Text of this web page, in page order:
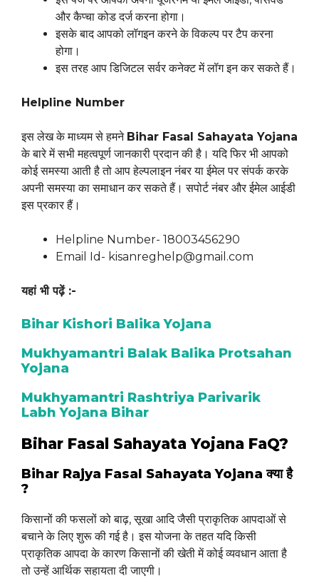
और कैप्चा कोड दर्ज करना होगा।
इसके बाद आपको लॉगइन करने के विकल्प पर टैप करना
होगा।
इस तरह आप डिजिटल सर्वर कनेक्ट में लॉग इन कर सकते हैं।
Helpline Number
इस लेख के माध्यम से हमने Bihar Fasal Sahayata Yojana
के बारे में सभी महत्वपूर्ण जानकारी प्रदान की है। यदि फिर भी आपको
कोई समस्या आती है तो आप हेल्पलाइन नंबर या ईमेल पर संपर्क करके
अपनी समस्या का समाधान कर सकते हैं। सपोर्ट नंबर और ईमेल आईडी
इस प्रकार हैं।
Helpline Number- 18003456290
Email Id- kisanreghelp@gmail.com
यहां भी पढ़ें :-
Bihar Kishori Balika Yojana
Mukhyamantri Balak Balika Protsahan
Yojana
Mukhyamantri Rashtriya Parivarik
Labh Yojana Bihar
Bihar Fasal Sahayata Yojana FaQ?
Bihar Rajya Fasal Sahayata Yojana क्या है
?
किसानों की फसलों को बाढ़, सूखा आदि जैसी प्राकृतिक आपदाओं से
बचाने के लिए शुरू की गई है। इस योजना के तहत यदि किसी
प्राकृतिक आपदा के कारण किसानों की खेती में कोई व्यवधान आता है
तो उन्हें आर्थिक सहायता दी जाएगी।